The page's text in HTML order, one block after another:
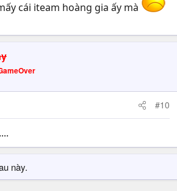
cái iteam hoàng gia ấy mà
#10
này.